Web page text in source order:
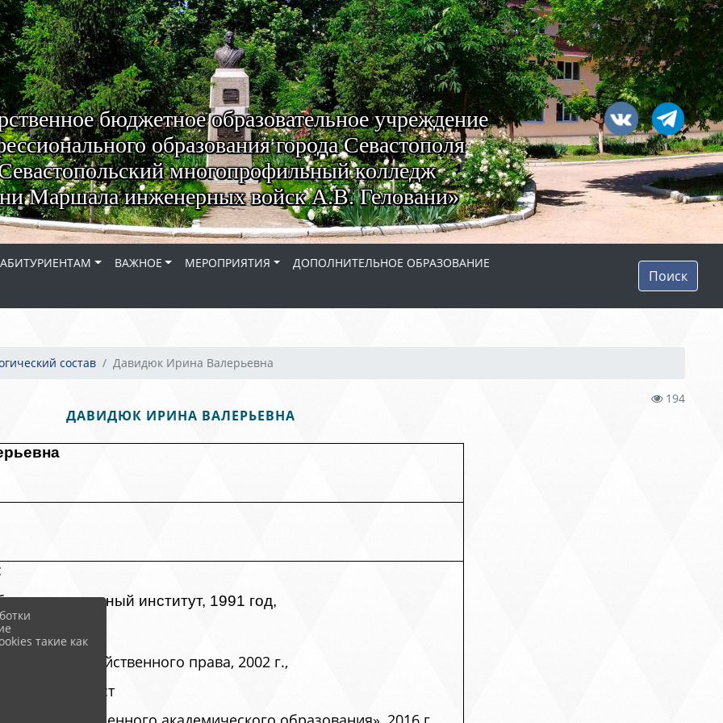
бюджетное образовательное учреждение
образования города Севастополя
многопрофильный колледж
Маршала инженерных войск А.В. Геловани»
АБИТУРИЕНТАМ ВАЖНОЕ МЕРОПРИЯТИЯ
ДОПОЛНИТЕЛЬНОЕ ОБРАЗОВАНИЕ
Поиск
состав Давидюк Ирина Валерьевна
194
ДАВИДЮК ИРИНА ВАЛЕРЬЕВНА
институт, 1991 год,
и хозяйственного права, 2002 г.,
Экономист
такие как